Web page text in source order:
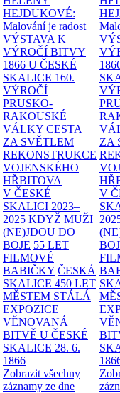
HEJDUKOVÉ:
Malování je radost
VÝSTAVA K
VÝROČÍ BITVY
1866 U ČESKÉ
SKALICE 160.
VÝROČÍ
PRUSKO-
RAKOUSKÉ
VÁLKY CESTA
ZA SVĚTLEM
REKONSTRUKCE
VOJENSKÉHO
HŘBITOVA
V ČESKÉ
SKALICI 2023–
2025 KDYŽ MUŽI
(NE)JDOU DO
BOJE 55 LET
FILMOVÉ
BABIČKY ČESKÁ
SKALICE 450 LET
MĚSTEM STÁLÁ
EXPOZICE
VĚNOVANÁ
BITVĚ U ČESKÉ
SKALICE 28. 6.
1866
Zobrazit všechny
záznamy ze dne
ZA
V